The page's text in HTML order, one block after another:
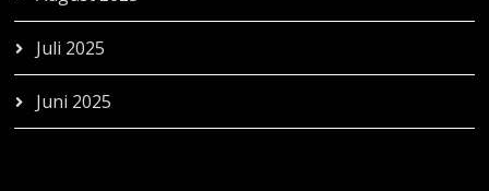
Juli 2025
Juni 2025